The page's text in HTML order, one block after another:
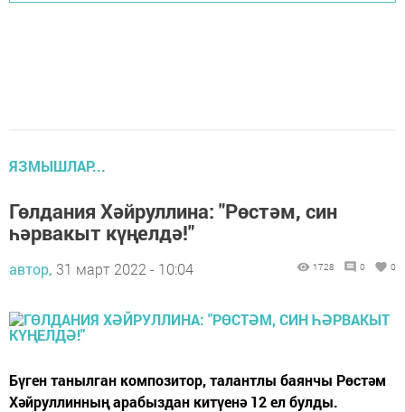
ЯЗМЫШЛАР...
Гөлдания Хәйруллина: "Рөстәм, син
һәрвакыт күңелдә!"
автор, 31 март 2022 - 10:04 1728 0 0
Бүген танылган композитор, талантлы баянчы Рөстәм
Хәйруллинның арабыздан китүенә 12 ел булды.